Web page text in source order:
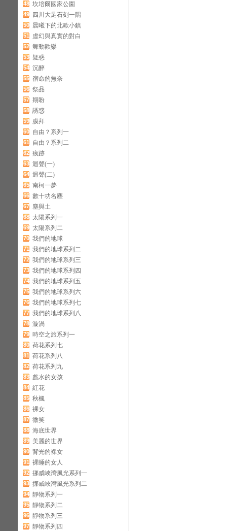
48 坎培爾國家公園
49 四川大足石刻一隅
50 晨曦下的北歐小鎮
51 虛幻與真實的對白
52 舞動歡樂
53 疑惑
54 沉醉
55 宿命的無奈
56 祭品
57 期盼
58 誘惑
59 膜拜
60 自由？系列一
61 自由？系列二
62 痕跡
63 迴聲(一)
64 迴聲(二)
65 南柯一夢
66 數十功名塵
67 塵與土
68 太陽系列一
69 太陽系列二
70 我們的地球
71 我們的地球系列二
72 我們的地球系列三
73 我們的地球系列四
74 我們的地球系列五
75 我們的地球系列六
76 我們的地球系列七
77 我們的地球系列八
78 漩渦
79 時空之旅系列一
80 荷花系列七
81 荷花系列八
82 荷花系列九
83 戲水的女孩
84 紅花
85 秋楓
86 裸女
87 微笑
88 海底世界
89 美麗的世界
90 背光的裸女
91 裸睡的女人
92 挪威峽灣風光系列一
93 挪威峽灣風光系列二
94 靜物系列一
95 靜物系列二
96 靜物系列三
97 靜物系列四